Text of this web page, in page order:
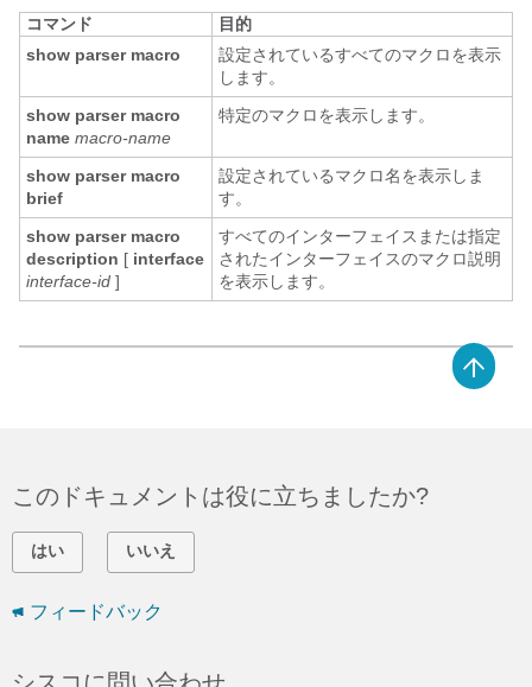
コマンド
目的
show parser macro
設定されているすべてのマクロを表示
します。
show parser macro
name macro-name
特定のマクロを表示します。
show parser macro
brief
設定されているマクロ名を表示しま
す。
show parser macro
description [ interface
interface-id ]
すべてのインターフェイスまたは指定
されたインターフェイスのマクロ説明
を表示します。
このドキュメントは役に立ちましたか?
はい いいえ
フィードバック